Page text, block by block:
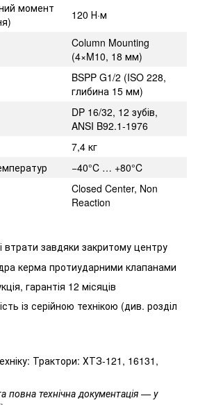
момент
120 Н·м
Column Mounting
(4×M10, 18 мм)
BSPP G1/2 (ISO 228,
глибина 15 мм)
DP 16/32, 12 зубів,
ANSI B92.1-1976
7,4 кг
−40°C … +80°C
Closed Center, Non
Reaction
втрати завдяки закритому центру
керма протиударними клапанами
гарантія 12 місяців
із серійною технікою (див. розділ
Трактори: ХТЗ-121, 16131,
повна технічна документація — у